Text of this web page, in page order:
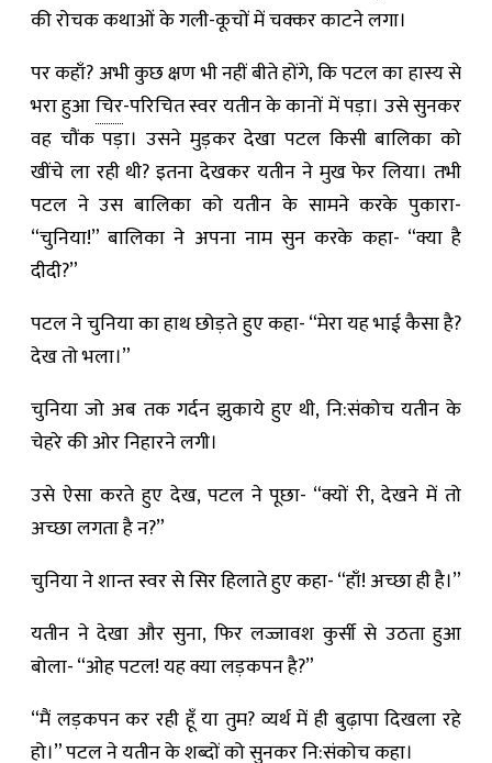
की रोचक कथाओं के गली-कूचों में चक्कर काटने लगा।
पर कहाँ? अभी कुछ क्षण भी नहीं बीते होंगे, कि पटल का हास्य से
भरा हुआचिर-परिचित स्वर यतीन के कानों में पड़ा। उसे सुनकर
वह चौंक पड़ा। उसने मुड़कर देखा पटल किसी बालिका को
खींचे ला रही थी? इतना देखकर यतीन ने मुख फेर लिया। तभी
पटल ने उस बालिका को यतीन के सामने करके पुकारा-
“चुनिया!” बालिका ने अपना नाम सुन करके कहा- “क्या है
दीदी?”
पटल ने चुनिया का हाथ छोड़ते हुए कहा- “मेरा यह भाई कैसा है?
देख तो भला।”
चुनिया जो अब तक गर्दन झुकाये हुए थी, नि:संकोच यतीन के
चेहरे की ओर निहारने लगी।
उसे ऐसा करते हुए देख, पटल ने पूछा- “क्यों री, देखने में तो
अच्छा लगता है न?”
चुनिया ने शान्त स्वर से सिर हिलाते हुए कहा- “हाँ! अच्छा ही है।”
यतीन ने देखा और सुना, फिर लज्जावश कुर्सी से उठता हुआ
बोला- “ओह पटल! यह क्या लड़कपन है?”
“मैं लड़कपन कर रही हूँ या तुम? व्यर्थ में ही बुढ़ापा दिखला रहे
हो।” पटल ने यतीन के शब्दों को सुनकर नि:संकोच कहा।